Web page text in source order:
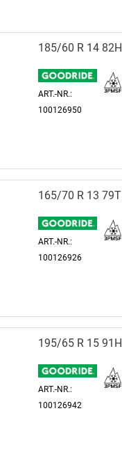
185/60 R 14 82H
ART.-NR.:
100126950
165/70 R 13 79T
ART.-NR.:
100126926
195/65 R 15 91H
ART.-NR.:
100126942